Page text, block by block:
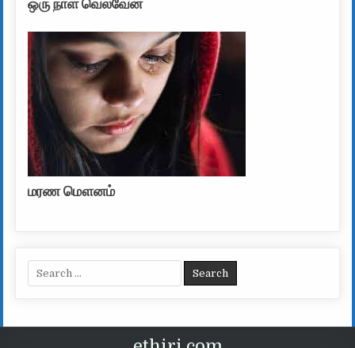
ஒரு நாள் வெல்வேன்
மரண மௌனம்
Search for: